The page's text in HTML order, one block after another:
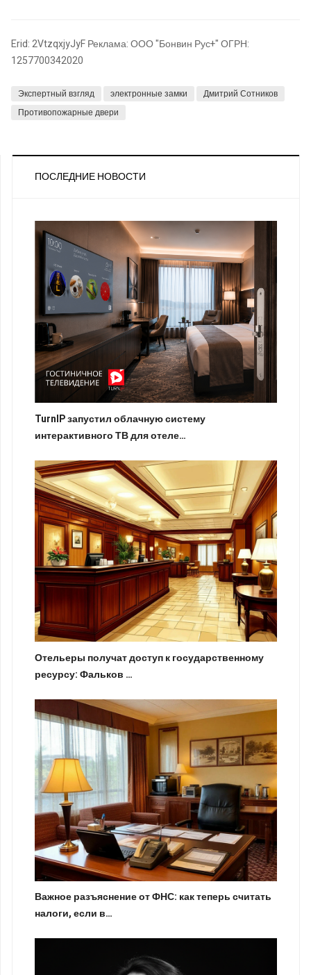
Erid: 2VtzqxjyJyF Реклама: ООО "Бонвин Рус+" ОГРН:
1257700342020
Экспертный взгляд электронные замки
Дмитрий Сотников
Противопожарные двери
ПОСЛЕДНИЕ НОВОСТИ
TurnIP запустил облачную систему
интерактивного ТВ для отеле…
Отельеры получат доступ к государственному
ресурсу: Фальков …
Важное разъяснение от ФНС: как теперь считать
налоги, если в…